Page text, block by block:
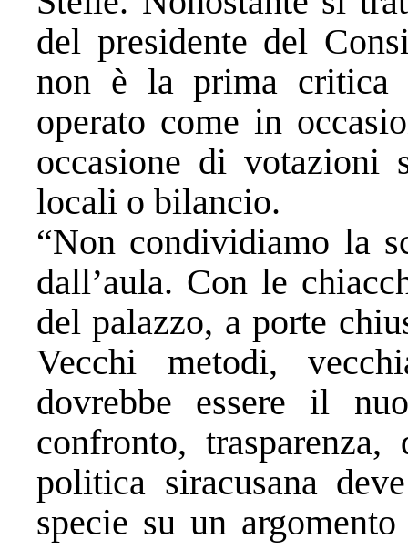
del presidente del
non è la prima critica
operato come in
occasione di votazioni
locali o bilancio.
“Non condividiamo la
dall’aula. Con le
del palazzo, a porte
Vecchi metodi,
dovrebbe essere il
confronto,
politica siracusana
specie su un